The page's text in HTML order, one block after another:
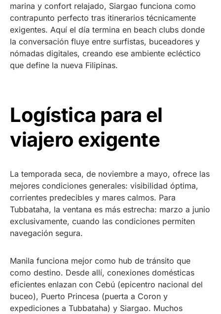
marina y confort relajado, Siargao funciona como
contrapunto perfecto tras itinerarios técnicamente
exigentes. Aquí el día termina en beach clubs donde
la conversación fluye entre surfistas, buceadores y
nómadas digitales, creando ese ambiente ecléctico
que define la nueva Filipinas.
Logística para el
viajero exigente
La temporada seca, de noviembre a mayo, ofrece las
mejores condiciones generales: visibilidad óptima,
corrientes predecibles y mares calmos. Para
Tubbataha, la ventana es más estrecha: marzo a junio
exclusivamente, cuando las condiciones permiten
navegación segura.
Manila funciona mejor como hub de tránsito que
como destino. Desde allí, conexiones domésticas
eficientes enlazan con Cebú (epicentro nacional del
buceo), Puerto Princesa (puerta a Coron y
expediciones a Tubbataha) y Siargao. Muchos